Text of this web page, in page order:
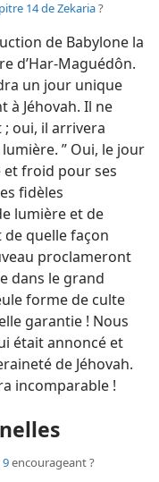
14 de Zekaria?
de Babylone la
d’Har-Maguédôn.
un jour unique
à Jéhovah. Il ne
; oui, il arrivera
” Oui, le jour
et froid pour ses
fidèles
lumière et de
de quelle façon
proclameront
dans le grand
forme de culte
garantie ! Nous
était annoncé et
de Jéhovah.
incomparable !
9encourageant ?